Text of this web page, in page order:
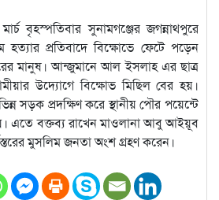
বৃহস্পতিবার সুনামগঞ্জের জগন্নাথপুরে
হত্যার প্রতিবাদে বিক্ষোভে ফেটে পড়েন
মানুষ। আন্জুমানে আল ইসলাহ এর ছাত্র
উদ্যোগে বিক্ষোভ মিছিল বের হয়।
সড়ক প্রদক্ষিণ করে স্থানীয় পৌর পয়েন্টে
এতে বক্তব্য রাখেন মাওলানা আবু আইয়ূব
মুসলিম জনতা অংশ গ্রহণ করেন।